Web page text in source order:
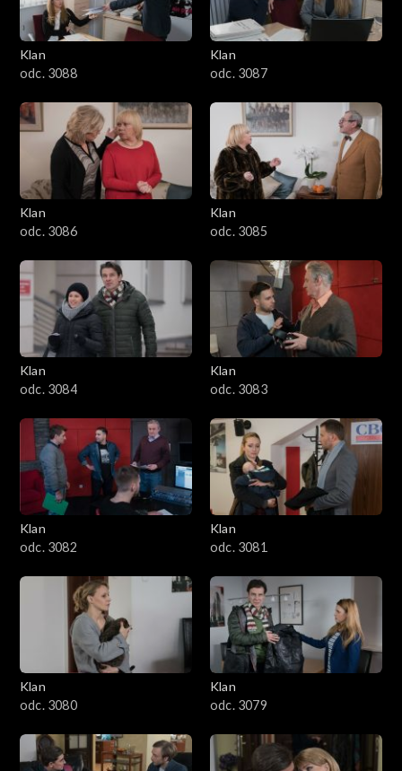
2401–2500
2301–2400
2201–2300
2101–2200
2001–2100
1901–2000
1801–1900
1701–1800
1601–1700
1501–1600
1401–1500
1301–1400
1201–1300
1101–1200
1001–1100
901–1000
801–900
Klan
odc. 3088
Klan
odc. 3087
Klan
odc. 3086
Klan
odc. 3085
Klan
odc. 3084
Klan
odc. 3083
Klan
odc. 3082
Klan
odc. 3081
Klan
odc. 3080
Klan
odc. 3079